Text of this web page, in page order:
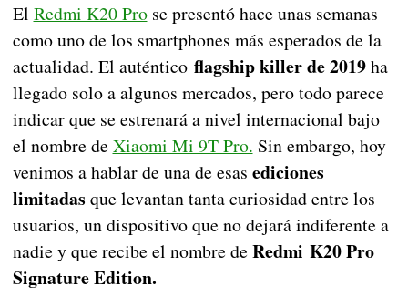
El Redmi K20 Prose presentó hace unas semanas
como uno de los smartphones más esperados de la
actualidad. El auténticoflagship killer de 2019ha
llegado solo a algunos mercados, pero todo parece
indicar que se estrenará a nivel internacional bajo
el nombre de Xiaomi Mi 9T Pro. Sin embargo, hoy
venimos a hablar de una de esas ediciones
limitadas que levantan tanta curiosidad entre los
usuarios, un dispositivo que no dejará indiferente a
nadie y que recibe el nombre de Redmi K20 Pro
Signature Edition.